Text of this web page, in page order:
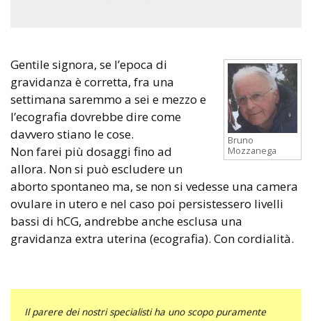
Bruno
Mozzanega
Gentile signora, se l’epoca di
gravidanza è corretta, fra una
settimana saremmo a sei e mezzo e
l’ecografia dovrebbe dire come
davvero stiano le cose.
Non farei più dosaggi fino ad
allora. Non si può escludere un
aborto spontaneo ma, se non si vedesse una camera
ovulare in utero e nel caso poi persistessero livelli
bassi di hCG, andrebbe anche esclusa una
gravidanza extra uterina (ecografia). Con cordialità.
Il parere dei nostri specialisti ha uno scopo puramente